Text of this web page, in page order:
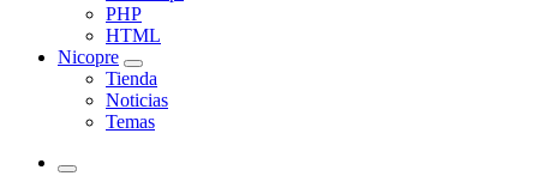
PHP
HTML
Nicopre
Tienda
Noticias
Temas